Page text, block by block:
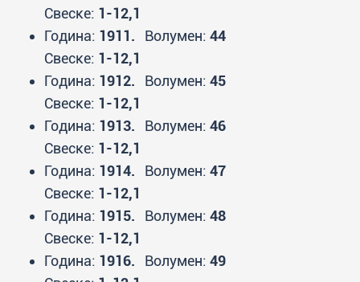
Свеске: 1-12,1
Година: 1911. Волумен: 44
Свеске: 1-12,1
Година: 1912. Волумен: 45
Свеске: 1-12,1
Година: 1913. Волумен: 46
Свеске: 1-12,1
Година: 1914. Волумен: 47
Свеске: 1-12,1
Година: 1915. Волумен: 48
Свеске: 1-12,1
Година: 1916. Волумен: 49